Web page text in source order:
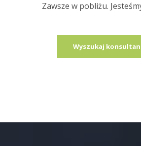
Zawsze w pobliżu.
Wyszukaj